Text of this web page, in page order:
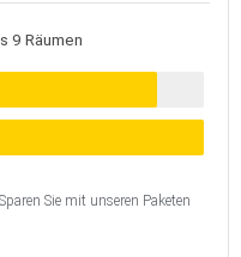
9 Räumen
Sparen Sie mit unseren Paketen